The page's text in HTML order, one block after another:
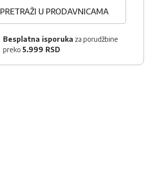
PRETRAŽI U PRODAVNICAMA
Besplatna isporuka za porudžbine
preko 5.999 RSD